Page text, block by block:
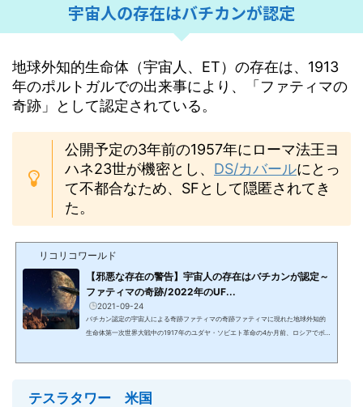
宇宙人の存在はバチカンが認定
地球外知的生命体（宇宙人、ET）の存在は、1913
年のポルトガルでの出来事により、「ファティマの
奇跡」として認定されている。
公開予定の3年前の1957年にローマ法王ヨ
ハネ23世が機密とし、 DS/カバールにとっ
て不都合なため、SFとして隠匿されてき
た。
リコリコワールド
【邪悪な存在の警告】宇宙人の存在はバチカンが認定～
ファティマの奇跡/2022年のUF...
2021-09-24
バチカン認定の宇宙人による奇跡ファティマの奇跡ファティマに現れた地球外知的
生命体第一次世界大戦中の1917年のユダヤ・ソビエト革命の4か月前、ロシアでボ
テスラタワー 米国